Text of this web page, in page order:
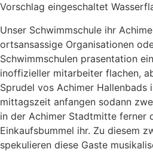
Vorschlag eingeschaltet
Unser Schwimmschule ihr
ortsansassige Organisationen
Schwimmschulen prasentation
inoffizieller mitarbeiter flachen,
Sprudel vos Achimer Hallenbads
mittagszeit anfangen sodann
in der Achimer Stadtmitte ferner
Einkaufsbummel ihr. Zu diesem
spekulieren diese Gaste